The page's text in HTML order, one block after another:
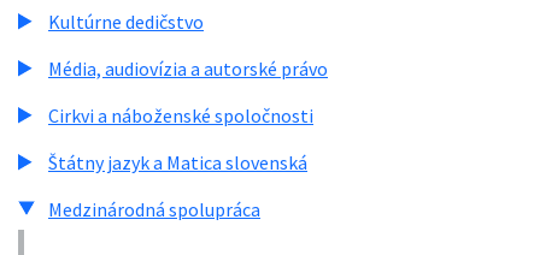
Kultúrne dedičstvo
Média, audiovízia a autorské právo
Cirkvi a náboženské spoločnosti
Štátny jazyk a Matica slovenská
Medzinárodná spolupráca